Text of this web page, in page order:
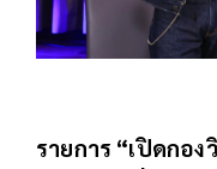
รายการ “เปิดกอ